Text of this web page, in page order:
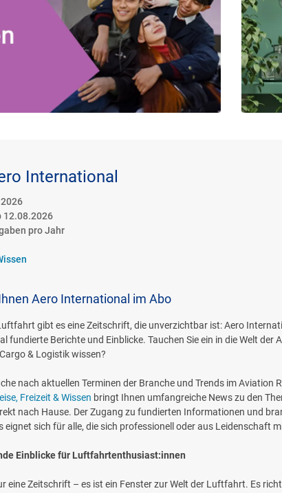
International
12.08.2026
pro Jahr
Aero International im Abo
gibt es eine Zeitschrift, die unverzichtbar ist: Aero
fundierte Berichte und Einblicke. Tauchen Sie ein in die Welt
& Logistik wissen?
nach aktuellen Terminen der Branche und Trends im
Freizeit & Wissen bringt Ihnen umfangreiche News zu den
nach Hause. Der Zugang zu fundierten Informationen und
eignet sich für alle, die sich professionell oder aus Leidenschaft
Einblicke für Luftfahrtenthusiast:innen
eine Zeitschrift – es ist ein Fenster zur Welt der Luftfahrt. Es